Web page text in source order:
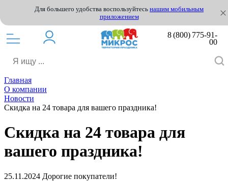
Для большего удобства воспользуйтесь нашим мобильным
приложением
8 (800) 775-91-
00
Главная
О компании
Новости
Скидка на 24 товара для вашего праздника!
Скидка на 24 товара для
вашего праздника!
25.11.2024 Дорогие покупатели!